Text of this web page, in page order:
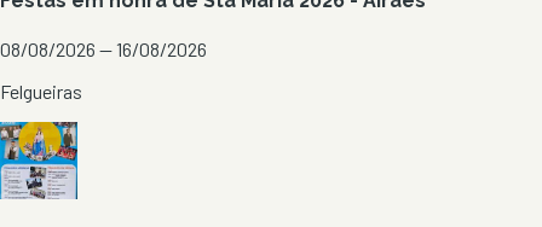
08/08/2026 — 16/08/2026
Felgueiras